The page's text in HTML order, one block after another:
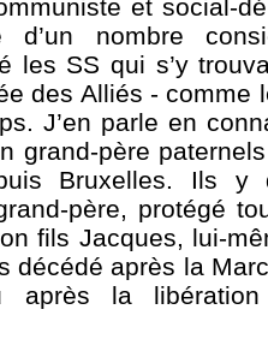
et social-
d’un nombre
les SS qui s’y
des Alliés - comme
J’en parle en
grand-père
Bruxelles. Ils
père, protégé
fils Jacques, lui-
décédé après la
après la